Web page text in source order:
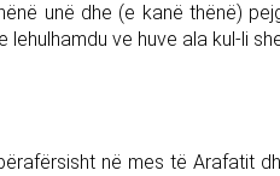
unë dhe (e kanë thënë)
lehulhamdu ve huve ala kul-li
në mes të Arafatit